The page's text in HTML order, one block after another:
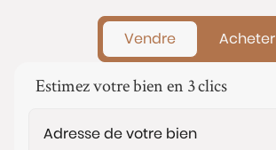
Vendre Acheter
Estimez votre bien en 3 clics